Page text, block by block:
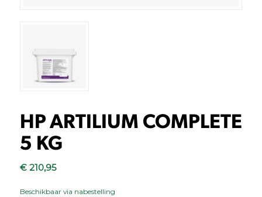
HP ARTILIUM COMPLETE
5 KG
€210,95
Beschikbaar via nabestelling